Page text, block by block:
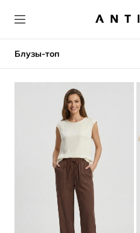
Блузы-топ